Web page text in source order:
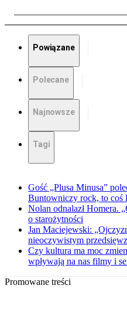
Powiązane
Polecane
Najnowsze
Tagi
Gość „Plusa Minusa”
Buntowniczy rock, to coś
Nolan odnalazł Homera.
o starożytności
Jan Maciejewski:
nieoczywistym
Czy kultura ma moc
wpływają na nas filmy i
Promowane treści